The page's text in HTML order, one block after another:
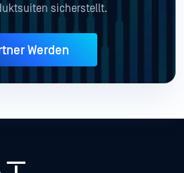
sicherstellt.
Werden